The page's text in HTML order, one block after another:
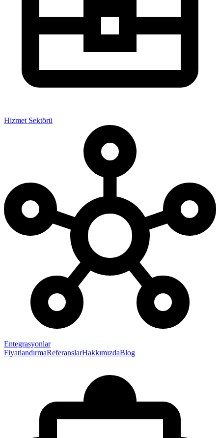
Hizmet Sektörü
Entegrasyonlar
FiyatlandırmaReferanslarHakkımızdaBlog